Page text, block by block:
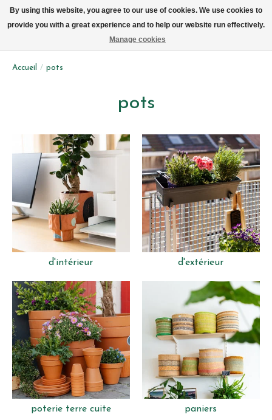
Accueil / pots
pots
d'intérieur d'extérieur
poterie terre cuite paniers
By using this website, you agree to our use of cookies. We use cookies to
provide you with a great experience and to help our website run effectively.
Manage cookies